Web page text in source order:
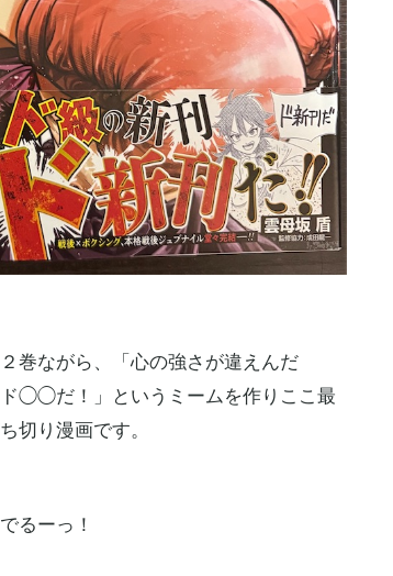
巻ながら、「心の強さが違えんだ
◯◯だ！」というミームを作りここ最
切り漫画です。
るーっ！